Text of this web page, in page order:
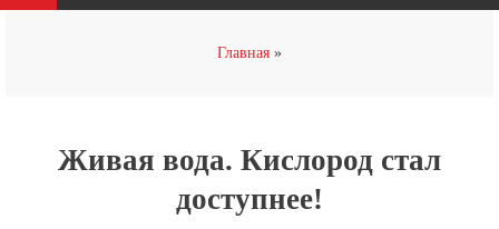
Главная
Живая вода. Кислород стал
доступнее!